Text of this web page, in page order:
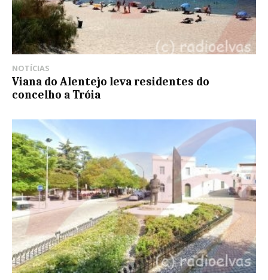
NOTÍCIAS
Viana do Alentejo leva residentes do
concelho a Tróia